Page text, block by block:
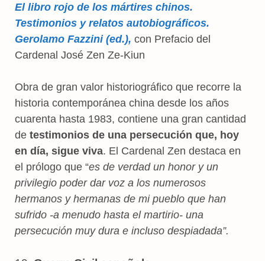
El libro rojo de los mártires chinos.
Testimonios y relatos autobiográficos.
Gerolamo Fazzini (ed.), con Prefacio del
Cardenal José Zen Ze-Kiun
Obra de gran valor historiográfico que recorre la
historia contemporánea china desde los años
cuarenta hasta 1983, contiene una gran cantidad
de testimonios de una persecución que, hoy
en día, sigue viva. El Cardenal Zen destaca en
el prólogo que “es de verdad un honor y un
privilegio poder dar voz a los numerosos
hermanos y hermanas de mi pueblo que han
sufrido -a menudo hasta el martirio- una
persecución muy dura e incluso despiadada”.